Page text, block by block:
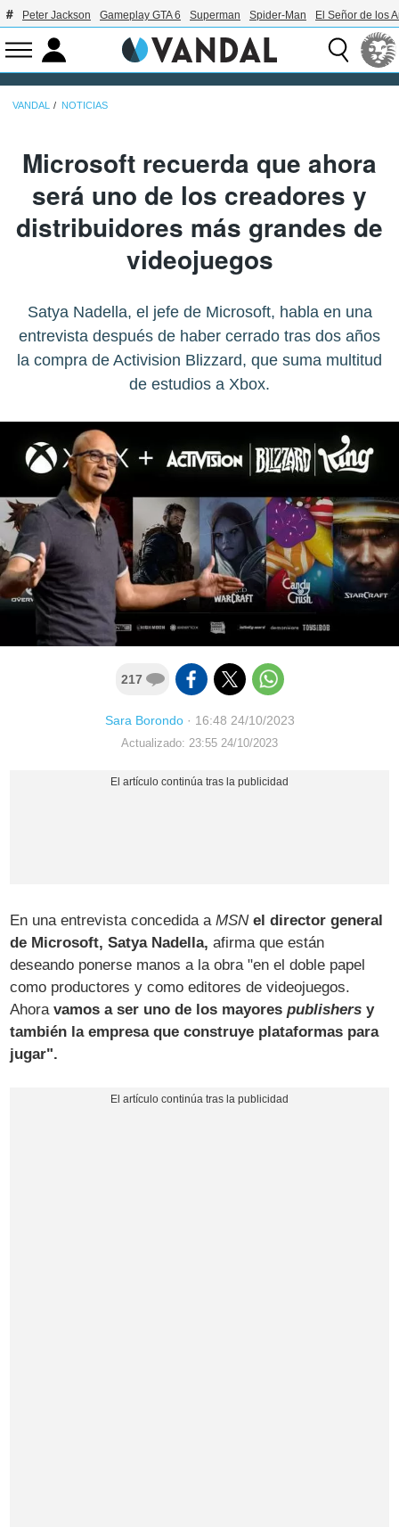
Peter Jackson Gameplay GTA 6 Superman Spider-Man El Señor de los
VANDAL NOTICIAS
Microsoft recuerda que ahora
será uno de los creadores y
distribuidores más grandes de
videojuegos
Satya Nadella, el jefe de Microsoft, habla en una
entrevista después de haber cerrado tras dos años
la compra de Activision Blizzard, que suma multitud
de estudios a Xbox.
217
Sara Borondo· 16:48 24/10/2023
Actualizado: 23:55 24/10/2023
En una entrevista concedida aMSN el director general
de Microsoft, Satya Nadella, afirma que están
deseando ponerse manos a la obra "en el doble papel
como productores y como editores de videojuegos.
Ahoravamos a ser uno de los mayorespublishers y
también la empresa que construye plataformas para
jugar".